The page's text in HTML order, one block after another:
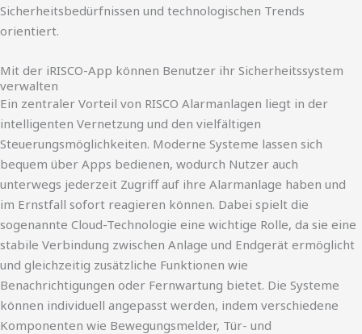
Sicherheitsbedürfnissen und technologischen Trends
orientiert.
Mit der iRISCO-App können Benutzer ihr Sicherheitssystem
verwalten
Ein zentraler Vorteil von RISCO Alarmanlagen liegt in der
intelligenten Vernetzung und den vielfältigen
Steuerungsmöglichkeiten. Moderne Systeme lassen sich
bequem über Apps bedienen, wodurch Nutzer auch
unterwegs jederzeit Zugriff auf ihre Alarmanlage haben und
im Ernstfall sofort reagieren können. Dabei spielt die
sogenannte Cloud-Technologie eine wichtige Rolle, da sie eine
stabile Verbindung zwischen Anlage und Endgerät ermöglicht
und gleichzeitig zusätzliche Funktionen wie
Benachrichtigungen oder Fernwartung bietet. Die Systeme
können individuell angepasst werden, indem verschiedene
Komponenten wie Bewegungsmelder, Tür- und